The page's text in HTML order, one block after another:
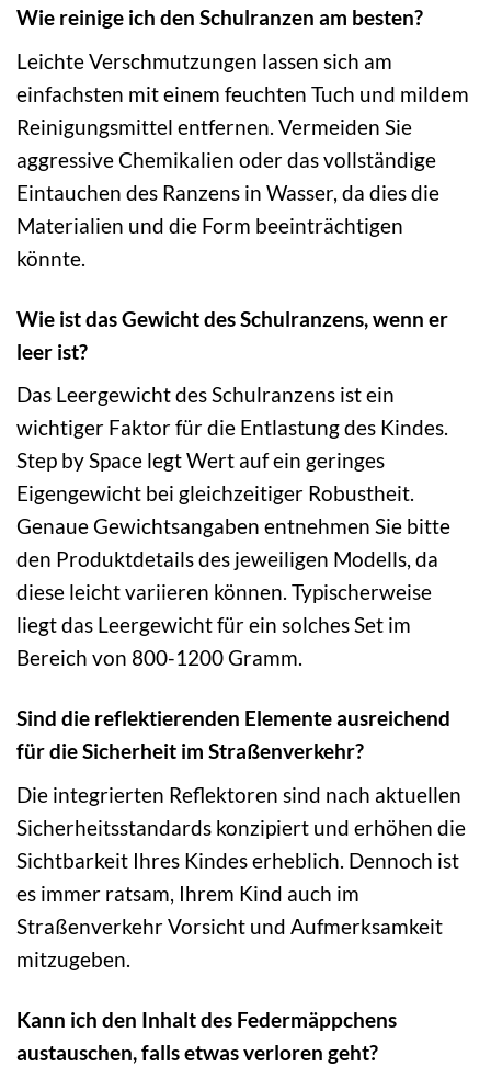
Wie reinige ich den Schulranzen am besten?
Leichte Verschmutzungen lassen sich am
einfachsten mit einem feuchten Tuch und mildem
Reinigungsmittel entfernen. Vermeiden Sie
aggressive Chemikalien oder das vollständige
Eintauchen des Ranzens in Wasser, da dies die
Materialien und die Form beeinträchtigen
könnte.
Wie ist das Gewicht des Schulranzens, wenn er
leer ist?
Das Leergewicht des Schulranzens ist ein
wichtiger Faktor für die Entlastung des Kindes.
Step by Space legt Wert auf ein geringes
Eigengewicht bei gleichzeitiger Robustheit.
Genaue Gewichtsangaben entnehmen Sie bitte
den Produktdetails des jeweiligen Modells, da
diese leicht variieren können. Typischerweise
liegt das Leergewicht für ein solches Set im
Bereich von 800-1200 Gramm.
Sind die reflektierenden Elemente ausreichend
für die Sicherheit im Straßenverkehr?
Die integrierten Reflektoren sind nach aktuellen
Sicherheitsstandards konzipiert und erhöhen die
Sichtbarkeit Ihres Kindes erheblich. Dennoch ist
es immer ratsam, Ihrem Kind auch im
Straßenverkehr Vorsicht und Aufmerksamkeit
mitzugeben.
Kann ich den Inhalt des Federmäppchens
austauschen, falls etwas verloren geht?